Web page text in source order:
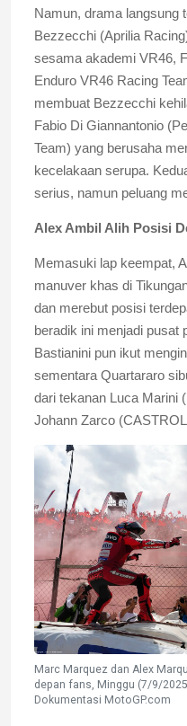
Namun, drama langsung
Bezzecchi (Aprilia
sesama akademi VR46,
Enduro VR46 Racing
membuat Bezzecchi
Fabio Di Giannantonio
Team) yang berusaha
kecelakaan serupa.
serius, namun peluang
Alex Ambil Alih Posisi
Memasuki lap keempat,
manuver khas di
dan merebut posisi
beradik ini menjadi pusat
Bastianini pun ikut
sementara Quartararo
dari tekanan Luca Marini
Johann Zarco
Marc Marquez dan Alex
depan fans, Minggu (7/9/
Dokumentasi MotoGP.com